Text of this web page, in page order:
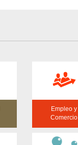
Empleo y
Comercio